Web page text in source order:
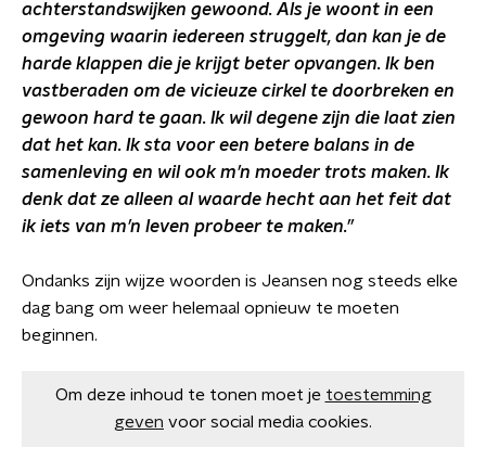
achterstandswijken gewoond. Als je woont in een
omgeving waarin iedereen struggelt, dan kan je de
harde klappen die je krijgt beter opvangen. Ik ben
vastberaden om de vicieuze cirkel te doorbreken en
gewoon hard te gaan. Ik wil degene zijn die laat zien
dat het kan. Ik sta voor een betere balans in de
samenleving en wil ook m’n moeder trots maken. Ik
denk dat ze alleen al waarde hecht aan het feit dat
ik iets van m’n leven probeer te maken.”
Ondanks zijn wijze woorden is Jeansen nog steeds elke
dag bang om weer helemaal opnieuw te moeten
beginnen.
Om deze inhoud te tonen moet je toestemming
geven voor social media cookies.